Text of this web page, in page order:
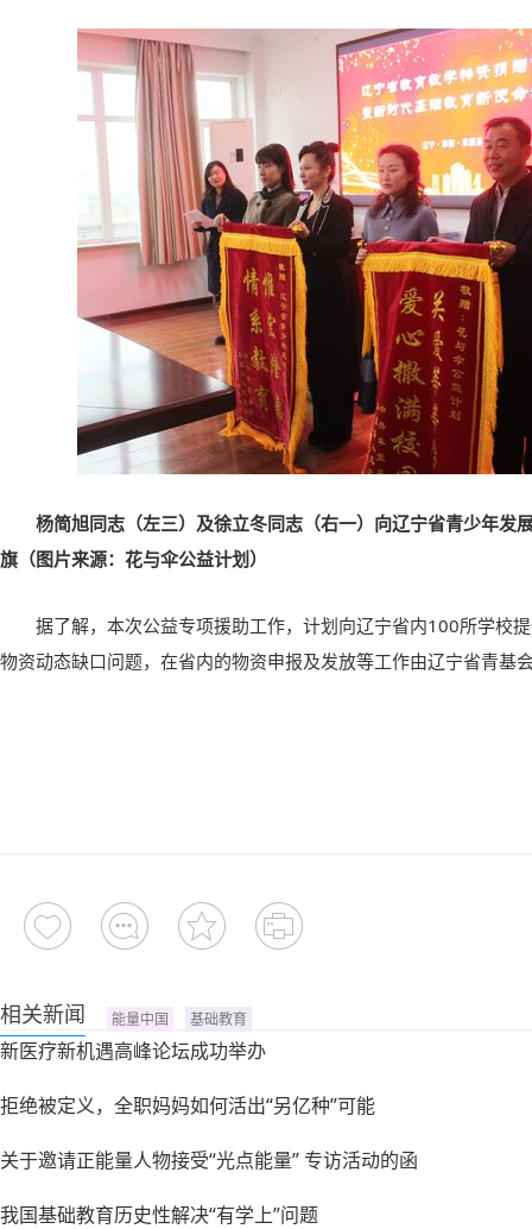
杨简旭同志（左三）及徐立冬同志（右一）向辽宁省青少年发
旗（图片来源：花与伞公益计划）
据了解，本次公益专项援助工作，计划向辽宁省内100所学校
物资动态缺口问题，在省内的物资申报及发放等工作由辽宁省青基
相关新闻 能量中国 基础教育
新医疗新机遇高峰论坛成功举办
拒绝被定义，全职妈妈如何活出“另亿种”可能
关于邀请正能量人物接受“光点能量” 专访活动的函
我国基础教育历史性解决“有学上”问题